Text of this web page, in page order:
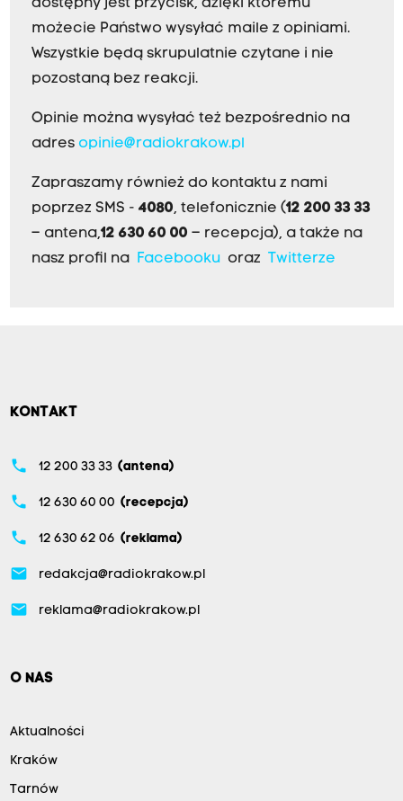
dostępny jest przycisk, dzięki któremu
możecie Państwo wysyłać maile z opiniami.
Wszystkie będą skrupulatnie czytane i nie
pozostaną bez reakcji.
Opinie można wysyłać też bezpośrednio na
adres opinie@radiokrakow.pl
Zapraszamy również do kontaktu z nami
poprzez SMS - 4080, telefonicznie (12 200 33 33
– antena,12 630 60 00 – recepcja), a także na
nasz profil na
Facebookuoraz Twitterze
KONTAKT
phone 12 200 33 33 (antena)
phone 12 630 60 00 (recepcja)
phone 12 630 62 06 (reklama)
email redakcja@radiokrakow.pl
email reklama@radiokrakow.pl
O NAS
Aktualności
Kraków
Tarnów